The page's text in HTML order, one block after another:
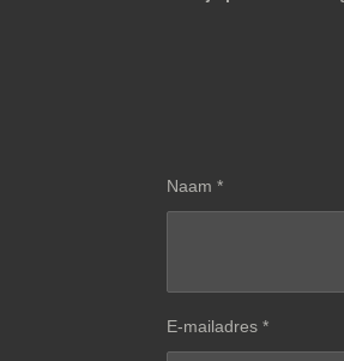
Naam *
E-mailadres *